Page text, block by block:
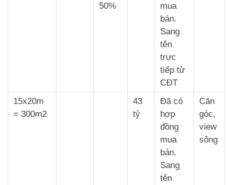
50%
mua
bán.
Sang
tên
trực
tiếp từ
CĐT
15x20m
= 300m2
43
tỷ
Đã có
hợp
đồng
mua
bán.
Sang
tên
Căn
góc,
view
sông